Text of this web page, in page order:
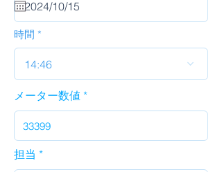
u
i
d
時間
14:46
メーター数値
担当